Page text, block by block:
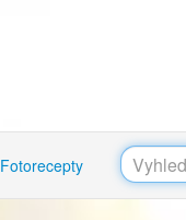
Fotorecepty